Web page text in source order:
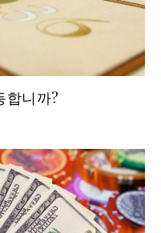
합니까?